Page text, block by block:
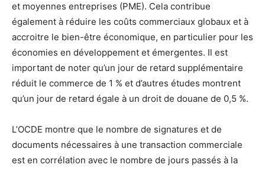
et moyennes entreprises (PME). Cela contribue
également à réduire les coûts commerciaux globaux et à
accroitre le bien-être économique, en particulier pour les
économies en développement et émergentes. Il est
important de noter qu’un jour de retard supplémentaire
réduit le commerce de 1 % et d’autres études montrent
qu’un jour de retard égale à un droit de douane de 0,5 %.
L’OCDE montre que le nombre de signatures et de
documents nécessaires à une transaction commerciale
est en corrélation avec le nombre de jours passés à la